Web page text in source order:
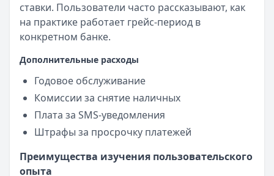
ставки. Пользователи часто рассказывают, как
на практике работает грейс-период в
конкретном банке.
Дополнительные расходы
Годовое обслуживание
Комиссии за снятие наличных
Плата за SMS-уведомления
Штрафы за просрочку платежей
Преимущества изучения пользовательского
опыта